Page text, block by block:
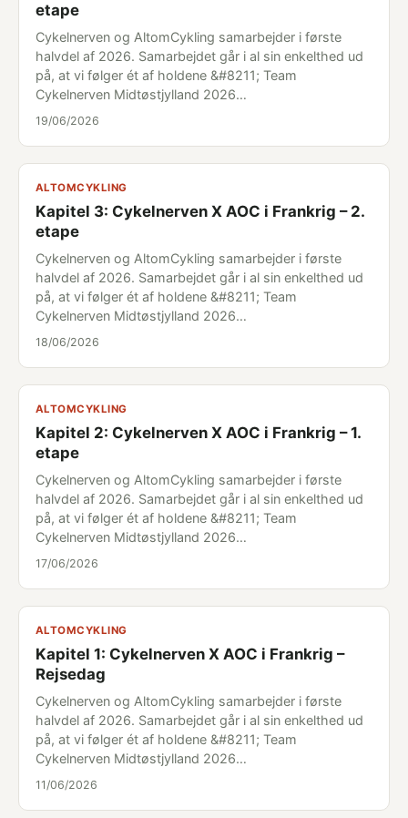
etape
Cykelnerven og AltomCykling samarbejder i første
halvdel af 2026. Samarbejdet går i al sin enkelthed ud
på, at vi følger ét af holdene &#8211; Team
Cykelnerven Midtøstjylland 2026…
19/06/2026
ALTOMCYKLING
Kapitel 3: Cykelnerven X AOC i Frankrig – 2.
etape
Cykelnerven og AltomCykling samarbejder i første
halvdel af 2026. Samarbejdet går i al sin enkelthed ud
på, at vi følger ét af holdene &#8211; Team
Cykelnerven Midtøstjylland 2026…
18/06/2026
ALTOMCYKLING
Kapitel 2: Cykelnerven X AOC i Frankrig – 1.
etape
Cykelnerven og AltomCykling samarbejder i første
halvdel af 2026. Samarbejdet går i al sin enkelthed ud
på, at vi følger ét af holdene &#8211; Team
Cykelnerven Midtøstjylland 2026…
17/06/2026
ALTOMCYKLING
Kapitel 1: Cykelnerven X AOC i Frankrig –
Rejsedag
Cykelnerven og AltomCykling samarbejder i første
halvdel af 2026. Samarbejdet går i al sin enkelthed ud
på, at vi følger ét af holdene &#8211; Team
Cykelnerven Midtøstjylland 2026…
11/06/2026